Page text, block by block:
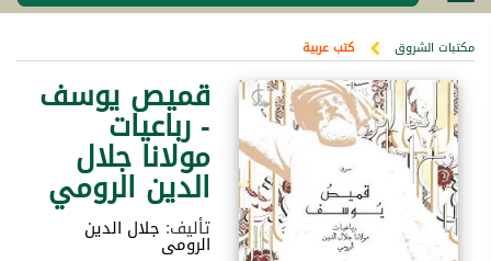
مكتبات الشروق كتب عربية
قميص يوسف
- رباعيات
مولانا جلال
الدين الرومي
تأليف: جلال الدين
الرومى